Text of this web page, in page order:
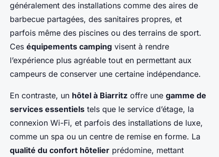
généralement des installations comme des aires de
barbecue partagées, des sanitaires propres, et
parfois même des piscines ou des terrains de sport.
Ces équipements camping visent à rendre
l’expérience plus agréable tout en permettant aux
campeurs de conserver une certaine indépendance.
En contraste, un hôtel à Biarritz offre une gamme de
services essentiels tels que le service d’étage, la
connexion Wi-Fi, et parfois des installations de luxe,
comme un spa ou un centre de remise en forme. La
qualité du confort hôtelier prédomine, mettant